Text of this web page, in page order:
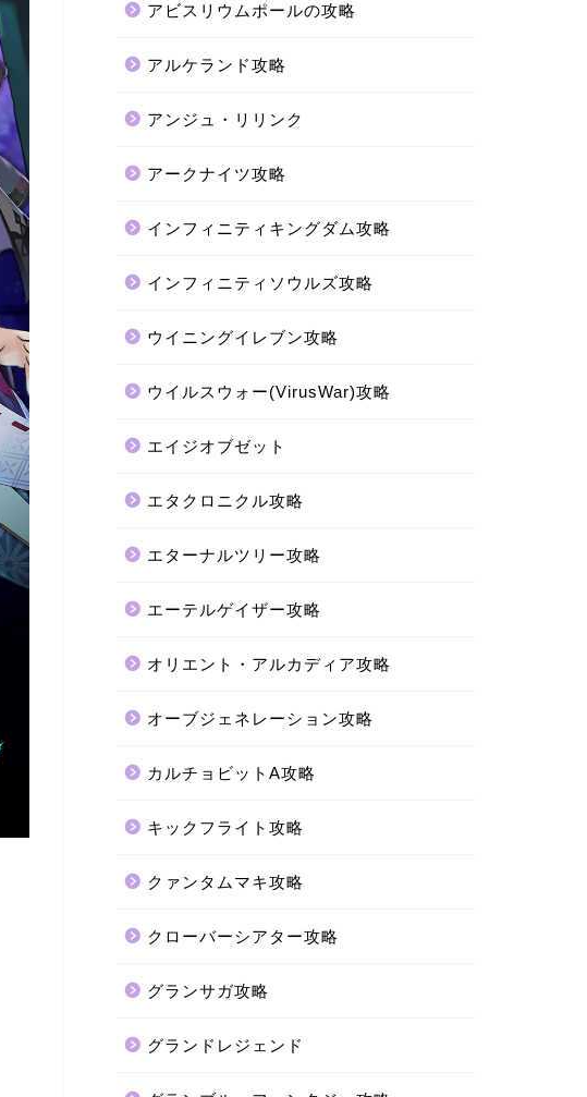
アビスリウムポールの攻略
アルケランド攻略
アンジュ・リリンク
アークナイツ攻略
インフィニティキングダム攻略
インフィニティソウルズ攻略
ウイニングイレブン攻略
ウイルスウォー(VirusWar)攻略
エイジオブゼット
エタクロニクル攻略
エターナルツリー攻略
エーテルゲイザー攻略
オリエント・アルカディア攻略
オーブジェネレーション攻略
カルチョビットA攻略
キックフライト攻略
クァンタムマキ攻略
クローバーシアター攻略
グランサガ攻略
グランドレジェンド